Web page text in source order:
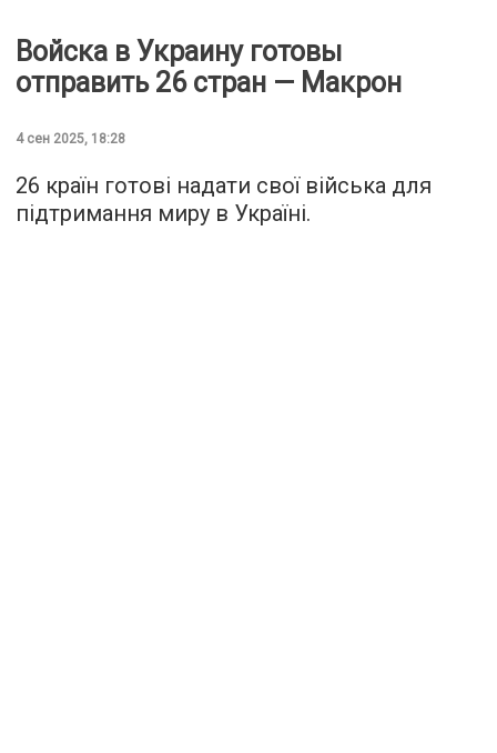
Войска в Украину готовы
отправить 26 стран — Макрон
4 сен 2025, 18:28
26 країн готові надати свої війська для
підтримання миру в Україні.